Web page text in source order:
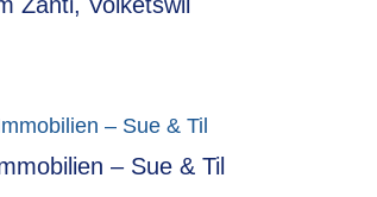
– Sue & Til